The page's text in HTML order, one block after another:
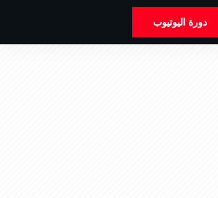
دورة اليوتيوب